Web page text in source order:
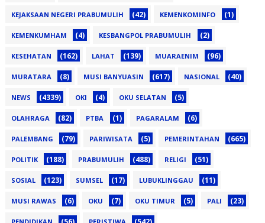
KEJAKSAAN NEGERI PRABUMULIH (42) KEMENKOMINFO (1)
KEMENKUMHAM (4) KESBANGPOL PRABUMULIH (2)
KESEHATAN (162) LAHAT (139) MUARAENIM (96)
MURATARA (8) MUSI BANYUASIN (617) NASIONAL (40)
NEWS (4339) OKI (4) OKU SELATAN (5)
OLAHRAGA (82) PTBA (1) PAGARALAM (6)
PALEMBANG (79) PARIWISATA (5) PEMERINTAHAN (665)
POLITIK (188) PRABUMULIH (488) RELIGI (51)
SOSIAL (123) SUMSEL (17) LUBUKLINGGAU (11)
MUSI RAWAS (6) OKU (7) OKU TIMUR (5) PALI (23)